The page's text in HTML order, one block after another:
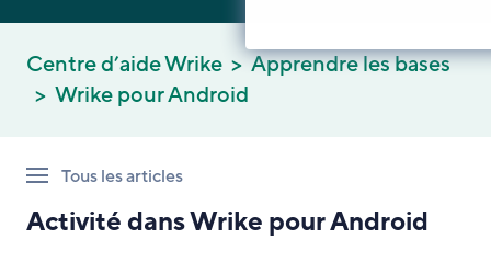
Centre d’aide Wrike
Apprendre les bases
Wrike pour Android
Tous les articles
Activité dans Wrike pour Android